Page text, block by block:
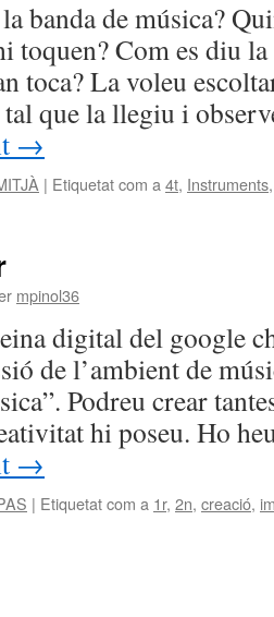
banda de música?
toquen? Com es diu
toca? La voleu
tal que la llegiu i
→
| Etiquetat com a 4t, Instruments
mpinol36
digital del google
de l’ambient de
Podreu crear
hi poseu. Ho
→
| Etiquetat com a 1r, 2n, creació,